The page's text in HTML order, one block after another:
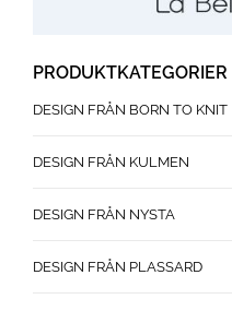
PRODUKTKATEGORIER
DESIGN FRÅN BORN TO KNIT
DESIGN FRÅN KULMEN
DESIGN FRÅN NYSTA
DESIGN FRÅN PLASSARD